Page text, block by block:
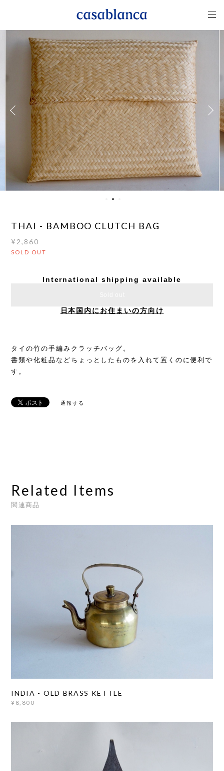
THAI - BAMBOO CLUTCH BAG
¥2,860
SOLD OUT
International shipping available
日本国内にお住まいの方向け
タイの竹の手編みクラッチバッグ。
書類や化粧品などちょっとしたものを入れて置くのに便利で
す。
通報する
Related Items
関連商品
INDIA - OLD BRASS KETTLE
¥8,800